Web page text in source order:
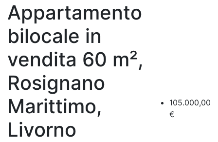
Appartamento
bilocale in
vendita 60 m²,
Rosignano
Marittimo,
Livorno
105.000,00
€